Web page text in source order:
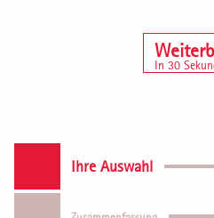
In 30
Ihre Auswahl